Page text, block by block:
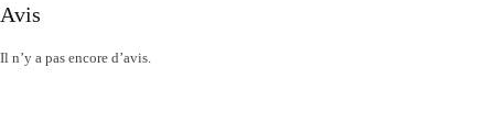
Avis
Il n’y a pas encore d’avis.